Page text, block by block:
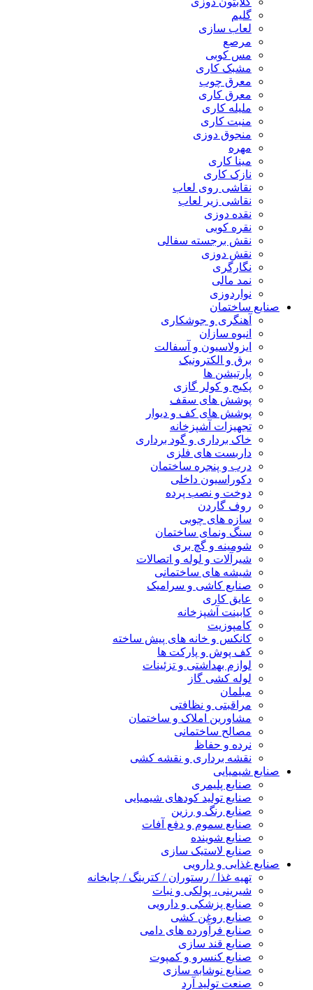
گلیم
لعاب سازی
مرصع
مس کوبی
مشبک کاری
معرق چوب
معرق کاری
مليله کاری
منبت کاری
منجوق دوزی
مهره
مینا کاری
نازک کاری
نقاشی روی لعاب
نقاشی زیر لعاب
نقده دوزی
نقره کوبی
نقش برجسته سفالی
نقش دوزی
نگارگری
نمد مالی
نواردوزی
صنایع ساختمان
آهنگری و جوشکاری
انبوه سازان
ایزولاسیون و آسفالت
برق و الکترونیک
پارتیشن ها
پکیج و کولر گازی
پوشش های سقف
پوشش های کف و دیوار
تجهیزات آشپزخانه
خاک برداری و گود برداری
داربست های فلزی
درب و پنجره ساختمان
دکوراسیون داخلی
دوخت و نصب پرده
روف گاردن
سازه های چوبی
سنگ ونمای ساختمان
شومینه و گچ بری
شیرآلات و لوله و اتصالات
شیشه های ساختمانی
صنایع کاشی و سرامیک
عایق کاری
کابینت آشپزخانه
کامپوزیت
کانکس و خانه های پیش ساخته
کف پوش و پارکت ها
لوازم بهداشتی و تزئینات
لوله کشی گاز
مبلمان
مراقبتی و نظافتی
مشاورین املاک و ساختمان
مصالح ساختمانی
نرده و حفاظ
نقشه برداری و نقشه کشی
صنایع شیمیایی
صنایع پلیمری
صنایع تولید کودهای شیمیایی
صنایع رنگ و رزین
صنایع سموم و دفع آفات
صنایع شوینده
صنایع لاستیک سازی
صنایع غذایی و دارویی
تهیه غذا / رستوران / کترینگ / چایخانه
شیرینی، پولکی و نبات
صنایع پزشکی و دارویی
صنایع روغن کشی
صنایع فرآورده های دامی
صنایع قند سازی
صنایع کنسرو و کمپوت
صنایع نوشابه سازی
صنعت تولید آرد